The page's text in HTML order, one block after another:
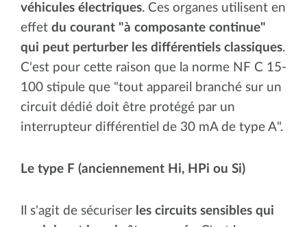
véhicules électriques. Ces organes utilisent en
effet du courant "à composante continue"
qui peut perturber les différentiels classiques.
C'est pour cette raison que la norme NF C 15-
100 stipule que "tout appareil branché sur un
circuit dédié doit être protégé par un
interrupteur différentiel de 30 mA de type A".
Le type F (anciennement Hi, HPi ou Si)
Il s'agit de sécuriser les circuits sensibles qui